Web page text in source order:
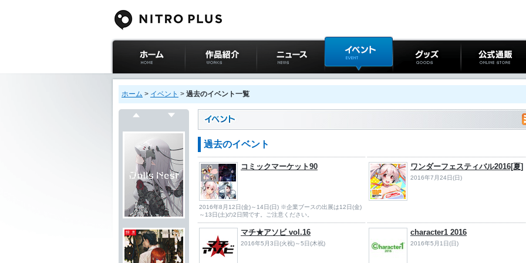
ニトロプラス公式
サイト ホーム
作品紹介 ニュース イベント グッズ 公式通販
ホーム > イベント > 過去のイベント一覧
過去のイベント
コミックマーケット90
2016年8月12日(金)～14日(日) ※企業ブースの出展は12日(金)
～13日(土)の2日間です。ご注意ください。
ワンダーフェスティバル2016[夏]
2016年7月24日(日)
マチ★アソビ vol.16
2016年5月3日(火祝)～5日(木祝)
character1 2016
2016年5月1日(日)